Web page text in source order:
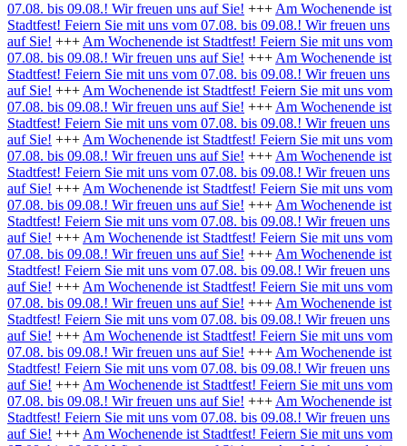
07.08. bis 09.08.! Wir freuen uns auf Sie! +++ Am Wochenende ist
Stadtfest! Feiern Sie mit uns vom 07.08. bis 09.08.! Wir freuen uns
auf Sie! +++ Am Wochenende ist Stadtfest! Feiern Sie mit uns vom
07.08. bis 09.08.! Wir freuen uns auf Sie! +++ Am Wochenende ist
Stadtfest! Feiern Sie mit uns vom 07.08. bis 09.08.! Wir freuen uns
auf Sie! +++ Am Wochenende ist Stadtfest! Feiern Sie mit uns vom
07.08. bis 09.08.! Wir freuen uns auf Sie! +++ Am Wochenende ist
Stadtfest! Feiern Sie mit uns vom 07.08. bis 09.08.! Wir freuen uns
auf Sie! +++ Am Wochenende ist Stadtfest! Feiern Sie mit uns vom
07.08. bis 09.08.! Wir freuen uns auf Sie! +++ Am Wochenende ist
Stadtfest! Feiern Sie mit uns vom 07.08. bis 09.08.! Wir freuen uns
auf Sie! +++ Am Wochenende ist Stadtfest! Feiern Sie mit uns vom
07.08. bis 09.08.! Wir freuen uns auf Sie! +++ Am Wochenende ist
Stadtfest! Feiern Sie mit uns vom 07.08. bis 09.08.! Wir freuen uns
auf Sie! +++ Am Wochenende ist Stadtfest! Feiern Sie mit uns vom
07.08. bis 09.08.! Wir freuen uns auf Sie! +++ Am Wochenende ist
Stadtfest! Feiern Sie mit uns vom 07.08. bis 09.08.! Wir freuen uns
auf Sie! +++ Am Wochenende ist Stadtfest! Feiern Sie mit uns vom
07.08. bis 09.08.! Wir freuen uns auf Sie! +++ Am Wochenende ist
Stadtfest! Feiern Sie mit uns vom 07.08. bis 09.08.! Wir freuen uns
auf Sie! +++ Am Wochenende ist Stadtfest! Feiern Sie mit uns vom
07.08. bis 09.08.! Wir freuen uns auf Sie! +++ Am Wochenende ist
Stadtfest! Feiern Sie mit uns vom 07.08. bis 09.08.! Wir freuen uns
auf Sie! +++ Am Wochenende ist Stadtfest! Feiern Sie mit uns vom
07.08. bis 09.08.! Wir freuen uns auf Sie! +++ Am Wochenende ist
Stadtfest! Feiern Sie mit uns vom 07.08. bis 09.08.! Wir freuen uns
auf Sie! +++ Am Wochenende ist Stadtfest! Feiern Sie mit uns vom